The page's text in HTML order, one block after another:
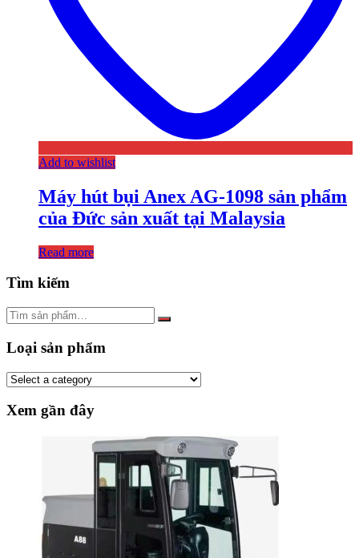
Add to wishlist
Máy hút bụi Anex AG-1098 sản phẩm
của Đức sản xuất tại Malaysia
Read more
Tìm kiếm
Loại sản phẩm
Xem gần đây